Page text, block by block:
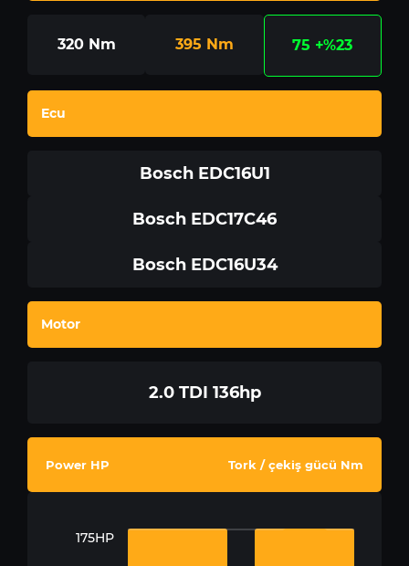
320 Nm 395 Nm 75 +%23
Ecu
Bosch EDC16U1
Bosch EDC17C46
Bosch EDC16U34
Motor
2.0 TDI 136hp
Power HP Tork / çekiş gücü Nm
175HP